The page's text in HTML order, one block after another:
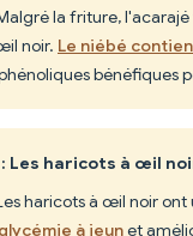
la friture,
noir. Le niébé
bénéfiques
: Les haricots à œil
haricots à œil noir ont
à jeunet